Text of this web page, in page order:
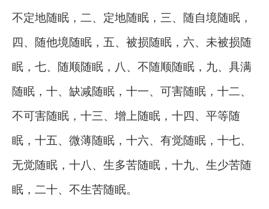
不定地随眠，二、定地随眠，三、随自境随眠，
四、随他境随眠，五、被损随眠，六、未被损随
眠，七、随顺随眠，八、不随顺随眠，九、具满
随眠，十、缺减随眠，十一、可害随眠，十二、
不可害随眠，十三、增上随眠，十四、平等随
眠，十五、微薄随眠，十六、有觉随眠，十七、
无觉随眠，十八、生多苦随眠，十九、生少苦随
眠，二十、不生苦随眠。